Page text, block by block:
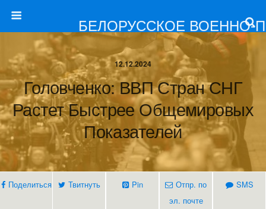
БЕЛОРУССКОЕ ВОЕННО-
12.12.2024
Головченко: ВВП Стран СНГ
Растет Быстрее Общемировых
Показателей
Поделиться Твитнуть Pin
Отпр. по
эл. почте
SMS